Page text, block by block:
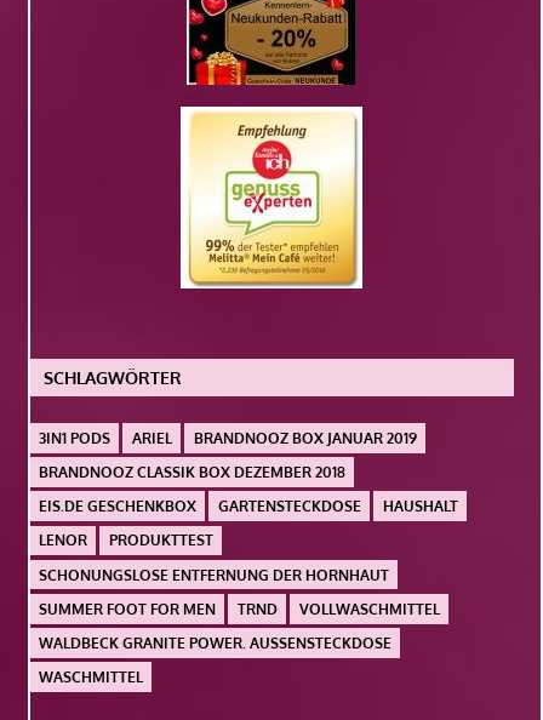
SCHLAGWÖRTER
3IN1 PODS ARIEL
BRANDNOOZ BOX JANUAR 2019
BRANDNOOZ CLASSIK BOX DEZEMBER 2018
EIS.DE GESCHENKBOX
GARTENSTECKDOSE
HAUSHALT
LENOR
PRODUKTTEST
SCHONUNGSLOSE ENTFERNUNG DER HORNHAUT
SUMMER FOOT FOR MEN
TRND
VOLLWASCHMITTEL
WALDBECK GRANITE POWER. AUSSENSTECKDOSE
WASCHMITTEL